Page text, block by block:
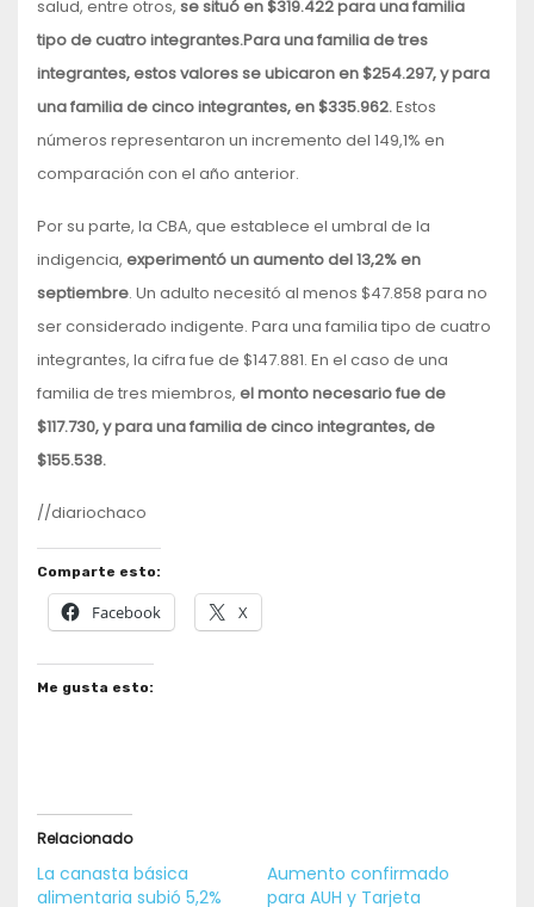
salud, entre otros, se situó en $319.422 para una familia
tipo de cuatro integrantes.Para una familia de tres
integrantes, estos valores se ubicaron en $254.297, y para
una familia de cinco integrantes, en $335.962.Estos
números representaron un incremento del 149,1% en
comparación con el año anterior.
Por su parte, la CBA, que establece el umbral de la
indigencia, experimentó un aumento del 13,2% en
septiembre. Un adulto necesitó al menos $47.858 para no
ser considerado indigente. Para una familia tipo de cuatro
integrantes, la cifra fue de $147.881. En el caso de una
familia de tres miembros, el monto necesario fue de
$117.730, y para una familia de cinco integrantes, de
$155.538.
//diariochaco
Comparte esto:
Facebook X
Me gusta esto:
Relacionado
La canasta básica
alimentaria subió 5,2%
Aumento confirmado
para AUH y Tarjeta